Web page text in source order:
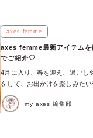
axes femme
axes femme最新アイテムを
でご紹介♡
4月に入り、春を迎え、過ごし
をして、お出かけを楽しみた
ン・素材感のアイテムが多数
の最新アイテムを使った春コ
my axes 編集部